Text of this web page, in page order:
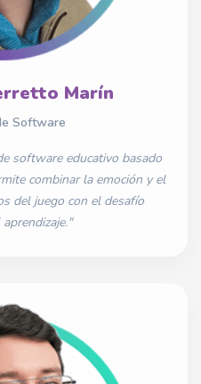
Marín
Software
software educativo basado
combinar la emoción y el
del juego con el desafío